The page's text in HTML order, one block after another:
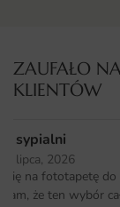
kontekstach, od
Gdzie sprawdzi
Fototapeta
przestrzeni w
się wbiurze,
ZAUFAŁO
KLIENTÓW
sypialni
lipca, 2026
się na fototapetę do
że ten wybór